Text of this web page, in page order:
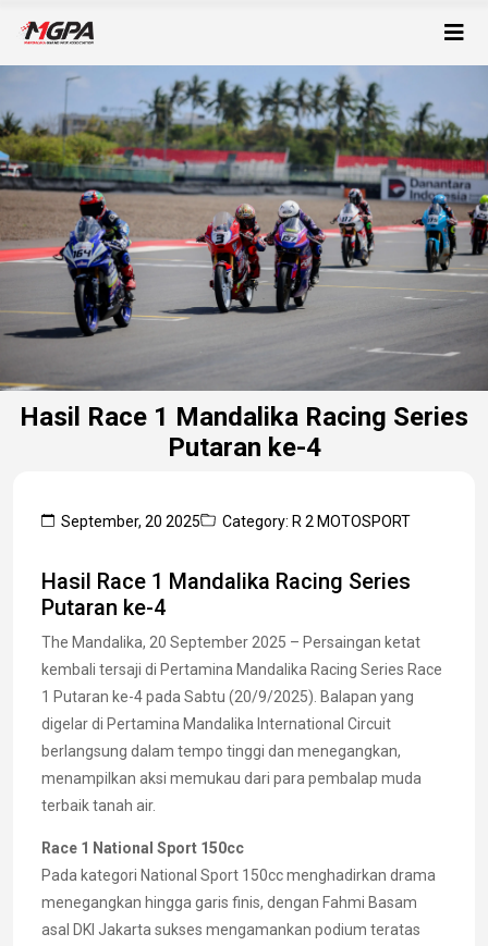
Hasil Race 1 Mandalika Racing Series
Putaran ke-4
September, 20 2025 Category: R 2 MOTOSPORT
Hasil Race 1 Mandalika Racing Series
Putaran ke-4
The Mandalika, 20 September 2025 – Persaingan ketat
kembali tersaji di Pertamina Mandalika Racing Series Race
1 Putaran ke-4 pada Sabtu (20/9/2025). Balapan yang
digelar di Pertamina Mandalika International Circuit
berlangsung dalam tempo tinggi dan menegangkan,
menampilkan aksi memukau dari para pembalap muda
terbaik tanah air.
Race 1 National Sport 150cc
Pada kategori National Sport 150cc menghadirkan drama
menegangkan hingga garis finis, dengan Fahmi Basam
asal DKI Jakarta sukses mengamankan podium teratas